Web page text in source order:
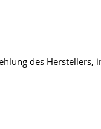
des Herstellers,